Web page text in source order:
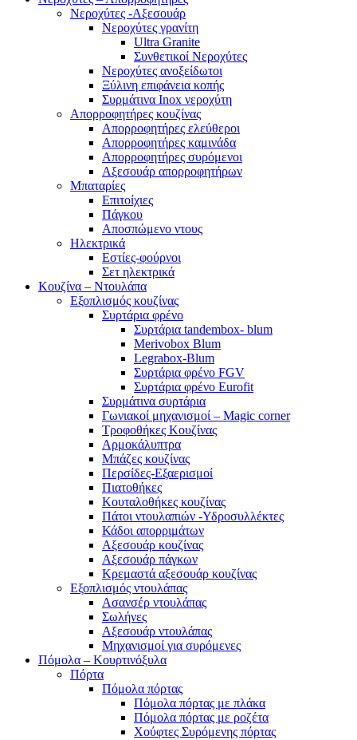
Νεροχύτες -Αξεσουάρ
Νεροχύτες γρανίτη
Ultra Granite
Συνθετικοί Νεροχύτες
Νεροχύτες ανοξείδωτοι
Ξύλινη επιφάνεια κοπής
Συρμάτινα Inox νεροχύτη
Απορροφητήρες κουζίνας
Απορροφητήρες ελεύθεροι
Απορροφητήρες καμινάδα
Απορροφητήρες συρόμενοι
Αξεσουάρ απορροφητήρων
Μπαταρίες
Επιτοίχιες
Πάγκου
Αποσπώμενο ντους
Ηλεκτρικά
Εστίες-φούρνοι
Σετ ηλεκτρικά
Κουζίνα – Ντουλάπα
Εξοπλισμός κουζίνας
Συρτάρια φρένο
Συρτάρια tandembox- blum
Merivobox Blum
Legrabox-Blum
Συρτάρια φρένο FGV
Συρτάρια φρένο Eurofit
Συρμάτινα συρτάρια
Γωνιακοί μηχανισμοί – Magic corner
Τροφοθήκες Κουζίνας
Αρμοκάλυπτρα
Μπάζες κουζίνας
Περσίδες-Εξαερισμοί
Πιατοθήκες
Κουταλοθήκες κουζίνας
Πάτοι ντουλαπιών -Υδροσυλλέκτες
Κάδοι απορριμάτων
Αξεσουάρ κουζίνας
Αξεσουάρ πάγκων
Κρεμαστά αξεσουάρ κουζίνας
Εξοπλισμός ντουλάπας
Ασανσέρ ντουλάπας
Σωλήνες
Αξεσουάρ ντουλάπας
Μηχανισμοί για συρόμενες
Πόμολα – Κουρτινόξυλα
Πόρτα
Πόμολα πόρτας
Πόμολα πόρτας με πλάκα
Πόμολα πόρτας με ροζέτα
Χούφτες Συρόμενης πόρτας